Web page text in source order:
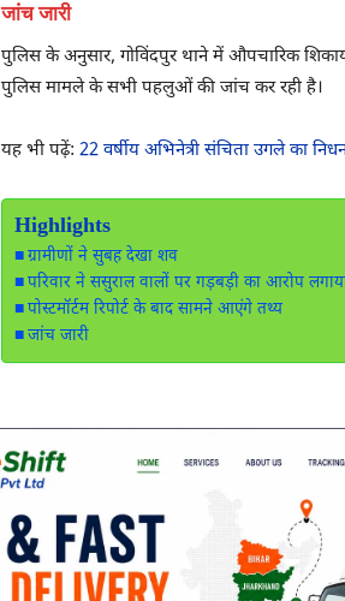
जांच जारी
पुलिस के अनुसार, गोविंदपुर थाने में औपचारिक
पुलिस मामले के सभी पहलुओं की जांच कर रही है।
यह भी पढ़ें: 22 वर्षीय अभिनेत्री संचिता उगले का
Highlights
ग्रामीणों ने सुबह देखा शव
परिवार ने ससुराल वालों पर गड़बड़ी का आरोप
पोस्टमॉर्टम रिपोर्ट के बाद सामने आएंगे तथ्य
जांच जारी